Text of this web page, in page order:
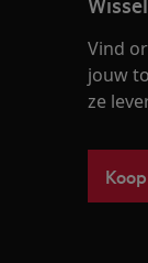
Vind
jouw
ze